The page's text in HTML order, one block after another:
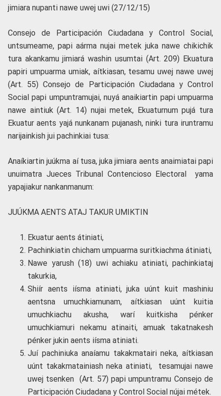
jimiara nupanti nawe uwej uwi (27/12/15)
Consejo de Participación Ciudadana y Control Social,
untsumeame, papi aárma nujai metek juka nawe chikichik
tura akankamu jimiará washin usumtai (Art. 209) Ekuatura
papiri umpuarma umiak, aítkiasan, tesamu uwej nawe uwej
(Art. 55) Consejo de Participación Ciudadana y Control
Social papi umpuntramujai, nuyá anaikiartin papi umpuarma
nawe aintiuk (Art. 14) nujai metek, Ekuaturnum pujá tura
Ekuatur aents yajá nunkanam pujanash, ninki tura iruntramu
narijainkish jui pachinkiai tusa:
Anaíkiartin juúkma aí tusa, juka jimiara aents anaimiatai papi
unuimatra Jueces Tribunal Contencioso Electoral yama
yapajiakur nankanmanum:
JUÚKMA AENTS ATAJ TAKUR UMIKTIN
Ekuatur aents átiniati,
Pachinkiatin chicham umpuarma suritkiachma átiniati,
Nawe yarush (18) uwi achiaku atiniati, pachinkiataj
takurkia,
Shiír aents iísma atiniati, juka uúnt kuit mashiniu
aentsna umuchkiamunam, aítkiasan uúnt kuitia
umuchkiachu akusha, warí kuitkisha pénker
umuchkiamuri nekamu atinaiti, amuak takatnakesh
pénker jukin aents iísma atiniati.
Juí pachiniuka anaíamu takakmatairi neka, aítkiasan
uúnt takakmatainiash neka atiniati, tesamujai nawe
uwej tsenken (Art. 57) papi umpuntramu Consejo de
Participación Ciudadana y Control Social nújai métek.